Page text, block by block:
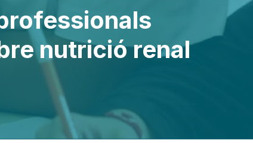
nutrició renal